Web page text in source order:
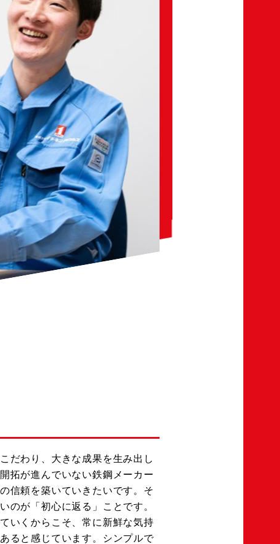
だわり、大きな成果を生み出し
拓が進んでいない鉄鋼メーカー
信頼を築いていきたいです。そ
のが「初心に返る」ことです。
いくからこそ、常に新鮮な気持
ると感じています。シンプルで